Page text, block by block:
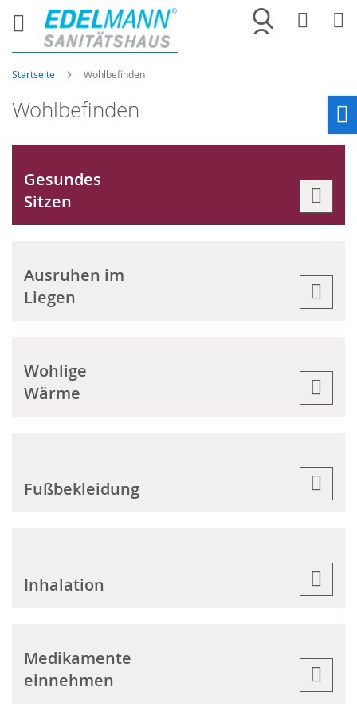
Merkliste
Startseite Wohlbefinden
Wohlbefinden
Gesundes
Sitzen
Ausruhen im
Liegen
Wohlige
Wärme
Fußbekleidung
Inhalation
Medikamente
einnehmen